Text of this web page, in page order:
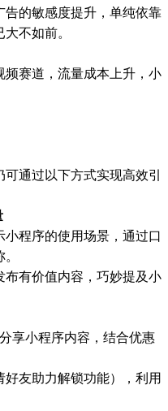
的敏感度提升，单纯依靠
不如前。
频赛道，流量成本上升，小
通过以下方式实现高效引
程序的使用场景，通过口
有价值内容，巧妙提及小
享小程序内容，结合优惠
友助力解锁功能），利用